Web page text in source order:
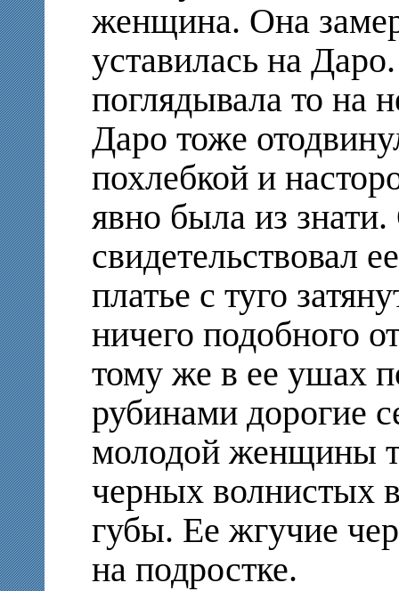
женщина. Она
уставилась на
поглядывала то на
Даро тоже
похлебкой и
явно была из
свидетельствовал
платье с туго
ничего подобного
тому же в ее ушах
рубинами дорогие
молодой женщины
черных волнистых
губы. Ее жгучие
на подростке.